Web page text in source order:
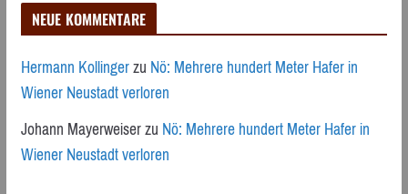
NEUE KOMMENTARE
Hermann KollingerzuNö: Mehrere hundert Meter Hafer in
Wiener Neustadt verloren
Johann MayerweiserzuNö: Mehrere hundert Meter Hafer in
Wiener Neustadt verloren